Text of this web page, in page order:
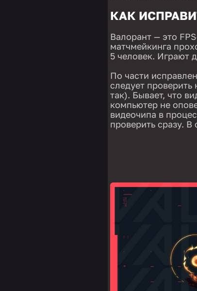
КАК
Валорант — это
матчмейкинга
5 человек. Играют
По части
следует
так). Бывает, что
компьютер не
видеочипа в
проверить сразу.